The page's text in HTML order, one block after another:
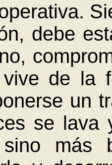
debe
de la
un
se lava
sino más